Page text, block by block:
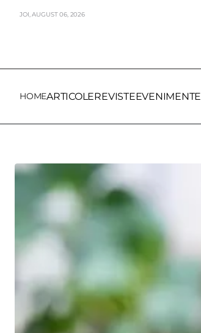
JOI,AUGUST06, 2026
HOMEARTICOLEREVISTEEVENIMENTE